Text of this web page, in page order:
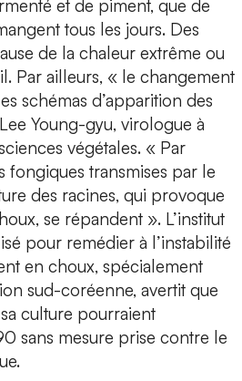
et de piment, que de
tous les jours. Des
de la chaleur extrême ou
Par ailleurs, « le changement
schémas d’apparition des
Young-gyu, virologue à
végétales. « Par
fongiques transmises par le
des racines, qui provoque
se répandent ». L’institut
pour remédier à l’instabilité
en choux, spécialement
sud-coréenne, avertit que
culture pourraient
sans mesure prise contre le